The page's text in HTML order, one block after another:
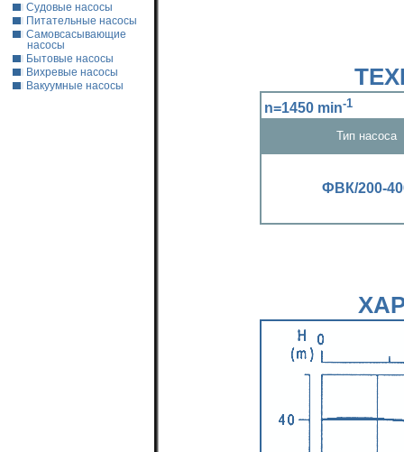
Судовые насосы
Питательные насосы
Самовсасывающие
насосы
Бытовые насосы
Вихревые насосы
Вакуумные насосы
n=1450 min-1
Тип насоса
ФВК/200-